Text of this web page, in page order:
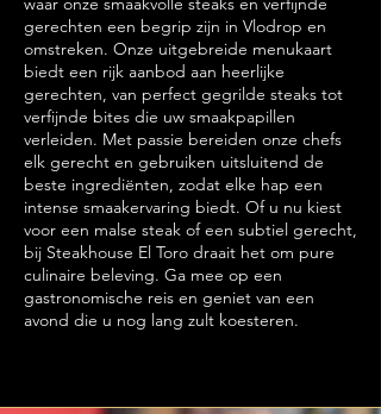
gerechten een begrip zijn in Vlodrop en
omstreken. Onze uitgebreide menukaart
biedt een rijk aanbod aan heerlijke
gerechten, van perfect gegrilde steaks tot
verfijnde bites die uw smaakpapillen
verleiden. Met passie bereiden onze chefs
elk gerecht en gebruiken uitsluitend de
beste ingrediënten, zodat elke hap een
intense smaakervaring biedt. Of u nu kiest
voor een malse steak of een subtiel gerecht,
bij Steakhouse El Toro draait het om pure
culinaire beleving. Ga mee op een
gastronomische reis en geniet van een
avond die u nog lang zult koesteren.